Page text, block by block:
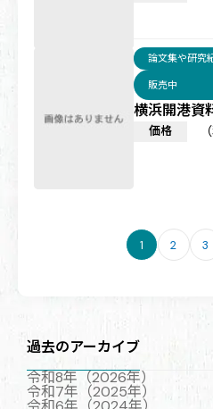
横浜開港
論文集や研究
販売中
価格
ペ
ジ
1 2 3
過去のアーカイブ
令和8年（2026年）
令和7年（2025年）